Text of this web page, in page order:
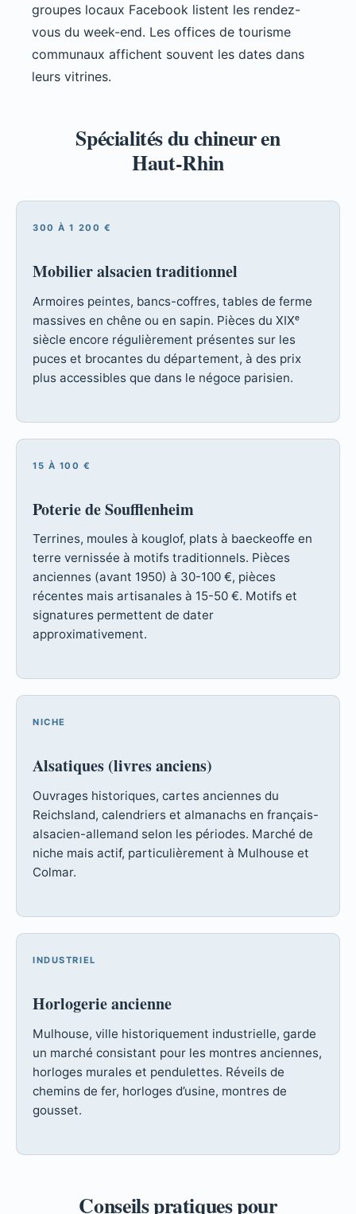
groupes locaux Facebook listent les rendez-
vous du week-end. Les offices de tourisme
communaux affichent souvent les dates dans
leurs vitrines.
Spécialités du chineur en
Haut-Rhin
300 À 1 200 €
Mobilier alsacien traditionnel
Armoires peintes, bancs-coffres, tables de ferme
massives en chêne ou en sapin. Pièces du XIXᵉ
siècle encore régulièrement présentes sur les
puces et brocantes du département, à des prix
plus accessibles que dans le négoce parisien.
15 À 100 €
Poterie de Soufflenheim
Terrines, moules à kouglof, plats à baeckeoffe en
terre vernissée à motifs traditionnels. Pièces
anciennes (avant 1950) à 30-100 €, pièces
récentes mais artisanales à 15-50 €. Motifs et
signatures permettent de dater
approximativement.
NICHE
Alsatiques (livres anciens)
Ouvrages historiques, cartes anciennes du
Reichsland, calendriers et almanachs en français-
alsacien-allemand selon les périodes. Marché de
niche mais actif, particulièrement à Mulhouse et
Colmar.
INDUSTRIEL
Horlogerie ancienne
Mulhouse, ville historiquement industrielle, garde
un marché consistant pour les montres anciennes,
horloges murales et pendulettes. Réveils de
chemins de fer, horloges d’usine, montres de
gousset.
Conseils pratiques pour